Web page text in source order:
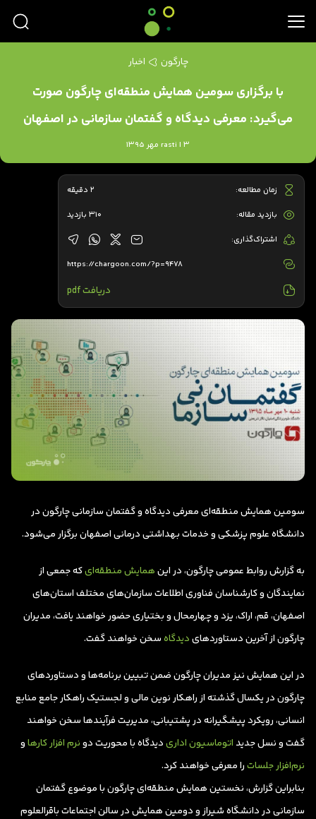
چارگون اخبار
با برگزاری سومین همایش منطقه‌ای چارگون صورت
می‌گیرد: معرفی دیدگاه و گفتمان سازمانی در اصفهان
rasti | 3 مهر 1395
سومین همایش منطقه‌ای معرفی دیدگاه و گفتمان سازمانی چارگون در
دانشگاه علوم پزشکی و خدمات بهداشتی درمانی اصفهان برگزار می‌شود.
به گزارش روابط عمومی چارگون، در اینهمایش منطقه‌ایکه جمعی از
نمایندگان و کارشناسان فناوری اطلاعات سازمان‌های مختلف استان‌های
اصفهان، قم، اراک، یزد و چهارمحال و بختیاری حضور خواهند یافت، مدیران
چارگون از آخرین دستاوردهایدیدگاهسخن خواهند گفت.
در این همایش نیز مدیران چارگون ضمن تبیین برنامه‌ها و دستاوردهای
چارگون در یکسال گذشته از راهکار نوین مالی و لجستیک راهکار جامع منابع
انسانی، رویکرد پیشگیرانه در پشتیبانی، مدیریت فرآیندها سخن خواهند
گفت و نسل جدید اتوماسیون اداریدیدگاه با محوریت دونرم افزار کارهاو
نرم‌افزار جلساترا معرفی خواهند کرد.
بنابراین گزارش، نخستین همایش منطقه‌ای چارگون با موضوع گفتمان
سازمانی در دانشگاه شیراز و دومین همایش در سالن اجتماعات باقرالعلوم
زمان مطالعه: 2 دقیقه
بازدید مقاله: 310 بازدید
اشتراک‌گذاری:
https://chargoon.com/?p=9478
دریافت pdf